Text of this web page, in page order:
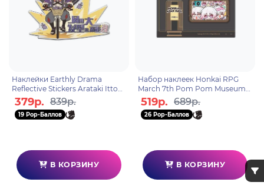
Наклейки Earthly Drama
Reflective Stickers Arataki Itto
6975213680247
379р. 839р.
19 Pop-Баллов
В КОРЗИНУ
Набор наклеек Honkai RPG
March 7th Pom Pom Museum
6976525004974
519р. 689р.
26 Pop-Баллов
В КОРЗИНУ